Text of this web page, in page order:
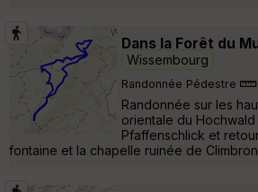
Dans la Forêt du
Wissembourg
Randonnée Pédestre
Randonnée sur les
orientale du
Pfaffenschlick et
fontaine et la chapelle ruinée de